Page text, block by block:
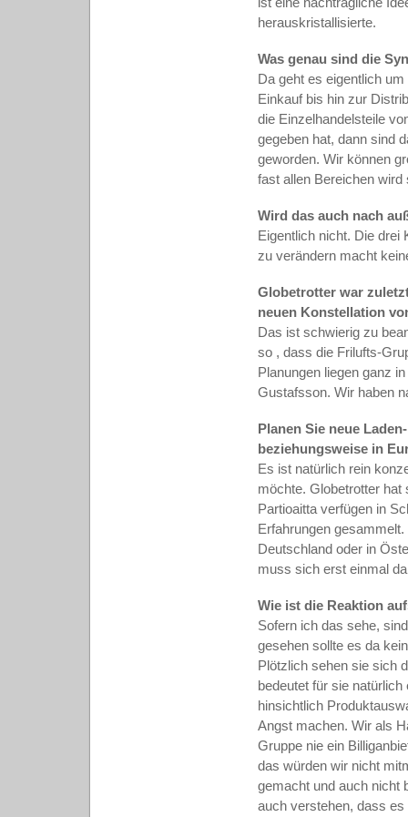
herauskristallisierte.
Was genau sind die
Da geht es eigentlich
Einkauf bis hin zur
die Einzelhandelsteile
gegeben hat, dann sind
geworden. Wir können
fast allen Bereichen
Wird das auch nach
Eigentlich nicht. Die drei
zu verändern macht
Globetrotter war
neuen Konstellation
Das ist schwierig zu
so , dass die Frilufts-
Planungen liegen ganz
Gustafsson. Wir haben
Planen Sie neue
beziehungsweise in
Es ist natürlich rein
möchte. Globetrotter
Partioaitta verfügen in
Erfahrungen
Deutschland oder in
muss sich erst einmal
Wie ist die Reaktion
Sofern ich das sehe,
gesehen sollte es da
Plötzlich sehen sie sich
bedeutet für sie
hinsichtlich
Angst machen. Wir als
Gruppe nie ein
das würden wir nicht
gemacht und auch nicht
auch verstehen, dass